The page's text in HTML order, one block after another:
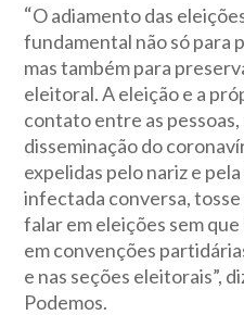
“O adiamento das
fundamental não só para
mas também para
eleitoral. A eleição e a
contato entre as
disseminação do
expelidas pelo nariz e
infectada conversa,
falar em eleições sem
em convenções
e nas seções eleitorais”,
Podemos.